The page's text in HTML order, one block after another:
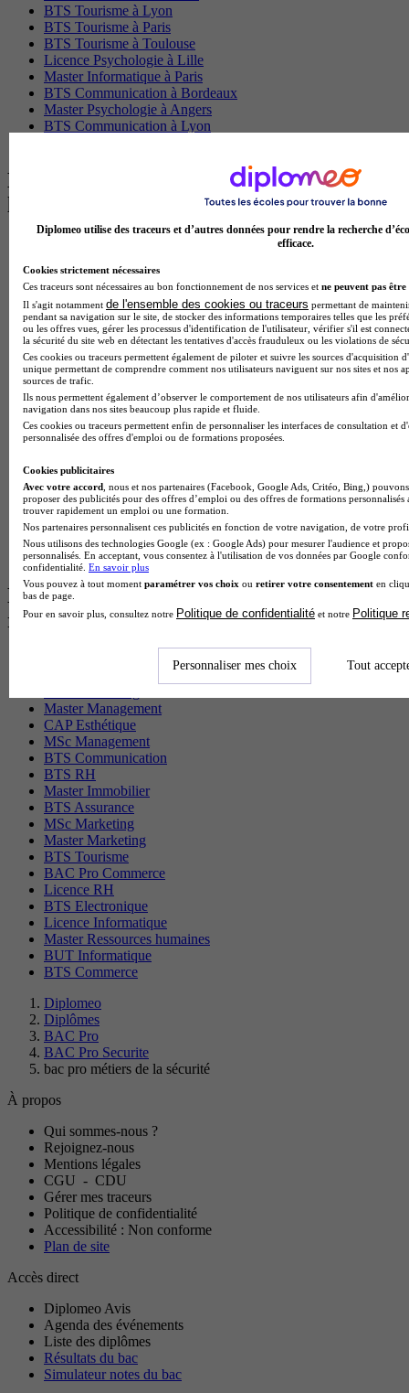
BTS Tourisme à Lyon
BTS Tourisme à Paris
BTS Tourisme à Toulouse
Licence Psychologie à Lille
Master Informatique à Paris
BTS Communication à Bordeaux
Master Psychologie à Angers
BTS Communication à Lyon
Les intitulés de diplôme par alternance
les plus recherchés
BTS Mco en alternance
BTS Pi en alternance
BTS Sp3s en alternance
Master CCA en alternance
BTS Ndrc en alternance
BTS Sam en alternance
Cap Fleuriste en alternance
BTS Sio en alternance
MSc Marketing Digital en alternance
BTS Gpme en alternance
Cap Electricien en alternance
BTS Domotique en alternance
BAC Pro Agora en alternance
BTS Sta en alternance
BTS Iris en alternance
BTS Tpl en alternance
BTS Ati en alternance
Les diplômes par filière les plus
recherchés
Master Management
CAP Esthétique
MSc Management
BTS Communication
BTS RH
Master Immobilier
BTS Assurance
MSc Marketing
Master Marketing
BTS Tourisme
BAC Pro Commerce
Licence RH
BTS Electronique
Licence Informatique
Master Ressources humaines
BUT Informatique
BTS Commerce
Diplomeo
Diplômes
BAC Pro
BAC Pro Securite
bac pro métiers de la sécurité
À propos
Qui sommes-nous ?
Rejoignez-nous
Mentions légales
CGU - CDU
Gérer mes traceurs
Politique de confidentialité
Accessibilité : Non conforme
Plan de site
Accès direct
Diplomeo Avis
Agenda des événements
Liste des diplômes
Résultats du bac
Simulateur notes du bac
Diplomeo utilise des traceurs et d’autres données pour rendre la recherche
efficace.
Cookies strictement nécessaires
Ces traceurs sont nécessaires au bon fonctionnement de nos services et ne peuvent pas être
Il s'agit notamment de l'ensemble des cookies ou traceurs permettant de
pendant sa navigation sur le site, de stocker des informations temporaires telles que les
ou les offres vues, gérer les processus d'identification de l'utilisateur, vérifier s'il est
la sécurité du site web en détectant les tentatives d'accès frauduleux ou les violations de
Ces cookies ou traceurs permettent également de piloter et suivre les sources d'acquisition
unique permettant de comprendre comment nos utilisateurs naviguent sur nos sites et nos
sources de trafic.
Ils nous permettent également d’observer le comportement de nos utilisateurs afin
navigation dans nos sites beaucoup plus rapide et fluide.
Ces cookies ou traceurs permettent enfin de personnaliser les interfaces de consultation et
personnalisée des offres d'emploi ou de formations proposées.
Cookies publicitaires
Avec votre accord , nous et nos partenaires (Facebook, Google Ads, Critéo, Bing,)
proposer des publicités pour des offres d’emploi ou des offres de formations
trouver rapidement un emploi ou une formation.
Nos partenaires personnalisent ces publicités en fonction de votre navigation, de votre
Nous utilisons des technologies Google (ex : Google Ads) pour mesurer l'audience et
personnalisés. En acceptant, vous consentez à l'utilisation de vos données par Google
confidentialité. En savoir plus
Vous pouvez à tout moment paramétrer vos choix ou retirer votre consentement en
bas de page.
Pour en savoir plus, consultez notre Politique de confidentialité et notre Politique
Personnaliser mes choix Tout